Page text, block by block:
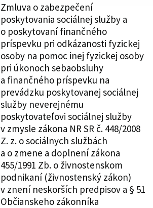
Zmluva o zabezpečení
poskytovania sociálnej služby a
o poskytovaní finančného
príspevku pri odkázanosti fyzickej
osoby na pomoc inej fyzickej osoby
pri úkonoch sebaobsluhy
a finančného príspevku na
prevádzku poskytovanej sociálnej
služby neverejnému
poskytovateľovi sociálnej služby
v zmysle zákona NR SR č. 448/2008
Z. z. o sociálnych službách
a o zmene a doplnení zákona
455/1991 Zb. o živnostenskom
podnikaní (živnostenský zákon)
v znení neskorších predpisov a § 51
Občianskeho zákonníka